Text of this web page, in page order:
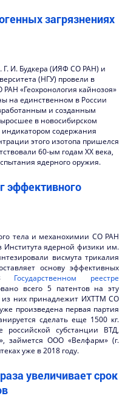
загрязнениях
И. Будкера (ИЯФ СО РАН) и
(НГУ) провели в
«Геохронология кайнозоя»
на единственном в России
и созданным
в новосибирском
содержания
этого изотопа пришелся
60-ым годам XX века,
ядерного оружия.
эффективного
тела и механохимии СО РАН
ядерной физики им.
висмута трикалия
основу эффективных
В Государственном реестре
всего 5 патентов на эту
из них принадлежит ИХТТМ СО
произведена первая партия
сделать еще 1500 кг.
российской субстанции ВТД,
займется ООО «Велфарм» (г.
уже в 2018 году.
увеличивает срок